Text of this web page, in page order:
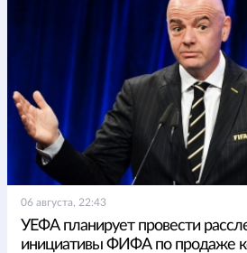
06 августа, 22:43
УЕФА планирует провести
инициативы ФИФА по продаже